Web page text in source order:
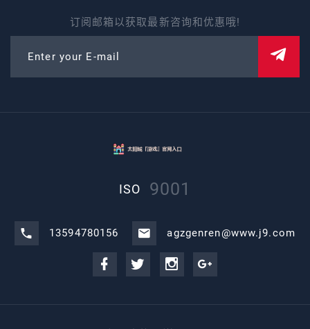
订阅邮箱以获取最新咨询和优惠哦!
Enter your E-mail
ISO 9001
13594780156 agzgenren@www.j9.com